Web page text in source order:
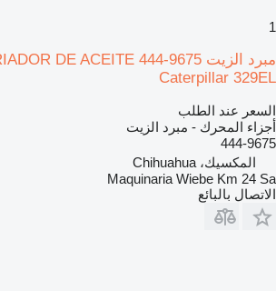
1
Caterpillar 329EL
السعر عند الطلب
أجزاء المحرك - مبرد الزيت
444-9675
المكسيك، Chihuahua
Maquinaria Wiebe Km 24 Sa
الاتصال بالبائع